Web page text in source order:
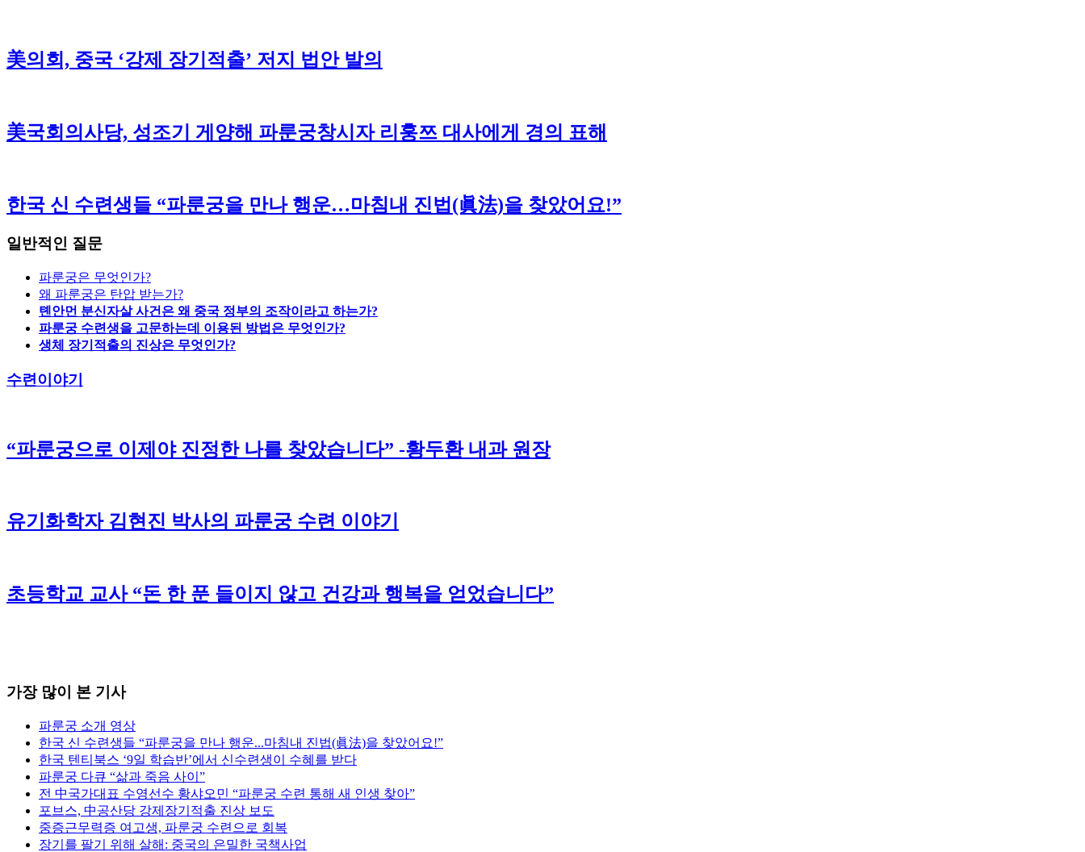
美의회, 중국 ‘강제 장기적출’ 저지 법안 발의
美국회의사당, 성조기 게양해 파룬궁창시자 리훙쯔 대사에게 경의 표해
한국 신 수련생들 “파룬궁을 만나 행운…마침내 진법(眞法)을 찾았어요!”
일반적인 질문
파룬궁은 무엇인가?
왜 파룬궁은 탄압 받는가?
톈안먼 분신자살 사건은 왜 중국 정부의 조작이라고 하는가?
파룬궁 수련생을 고문하는데 이용된 방법은 무엇인가?
생체 장기적출의 진상은 무엇인가?
수련이야기
“파룬궁으로 이제야 진정한 나를 찾았습니다” -황두환 내과 원장
유기화학자 김현진 박사의 파룬궁 수련 이야기
초등학교 교사 “돈 한 푼 들이지 않고 건강과 행복을 얻었습니다”
가장 많이 본 기사
파룬궁 소개 영상
한국 신 수련생들 “파룬궁을 만나 행운...마침내 진법(眞法)을 찾았어요!”
한국 텐티북스 ‘9일 학습반’에서 신수련생이 수혜를 받다
파룬궁 다큐 “삶과 죽음 사이”
전 中국가대표 수영선수 황샤오민 “파룬궁 수련 통해 새 인생 찾아”
포브스, 中공산당 강제장기적출 진상 보도
중증근무력증 여고생, 파룬궁 수련으로 회복
장기를 팔기 위해 살해: 중국의 은밀한 국책사업